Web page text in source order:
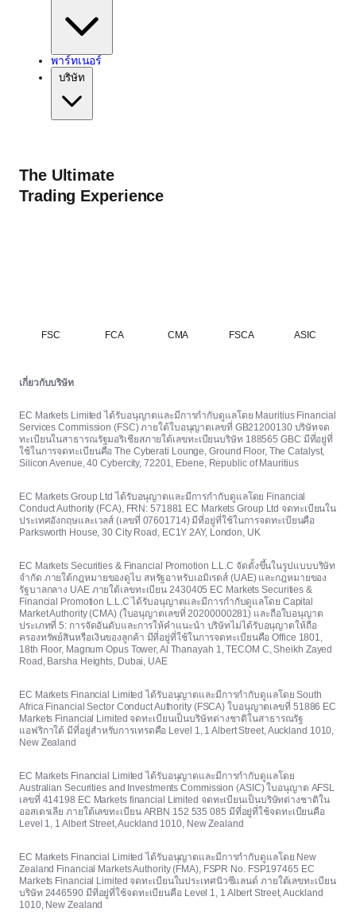
พาร์ทเนอร์
บริษัท
The Ultimate
Trading Experience
FSC FCA CMA FSCA ASIC
เกี่ยวกับบริษัท
EC Markets Limited ได้รับอนุญาตและมีการกำกับดูแลโดย Mauritius Financial
Services Commission (FSC) ภายใต้ใบอนุญาตเลขที่ GB21200130 บริษัทจด
ทะเบียนในสาธารณรัฐมอริเชียสภายใต้เลขทะเบียนบริษัท 188565 GBC มีที่อยู่ที่
ใช้ในการจดทะเบียนคือ The Cyberati Lounge, Ground Floor, The Catalyst,
Silicon Avenue, 40 Cybercity, 72201, Ebene, Republic of Mauritius
EC Markets Group Ltd ได้รับอนุญาตและมีการกำกับดูแลโดย Financial
Conduct Authority (FCA), FRN: 571881 EC Markets Group Ltd จดทะเบียนใน
ประเทศอังกฤษและเวลส์ (เลขที่ 07601714) มีที่อยู่ที่ใช้ในการจดทะเบียนคือ
Parksworth House, 30 City Road, EC1Y 2AY, London, UK
EC Markets Securities & Financial Promotion L.L.C จัดตั้งขึ้นในรูปแบบบริษัท
จำกัด ภายใต้กฎหมายของดูไบ สหรัฐอาหรับเอมิเรตส์ (UAE) และกฎหมายของ
รัฐบาลกลาง UAE ภายใต้เลขทะเบียน 2430405 EC Markets Securities &
Financial Promotion L.L.C ได้รับอนุญาตและมีการกำกับดูแลโดย Capital
Market Authority (CMA) (ใบอนุญาตเลขที่ 20200000281) และถือใบอนุญาต
ประเภทที่ 5: การจัดอันดับและการให้คำแนะนำ บริษัทไม่ได้รับอนุญาตให้ถือ
ครองทรัพย์สินหรือเงินของลูกค้า มีที่อยู่ที่ใช้ในการจดทะเบียนคือ Office 1801,
18th Floor, Magnum Opus Tower, Al Thanayah 1, TECOM C, Sheikh Zayed
Road, Barsha Heights, Dubai, UAE
EC Markets Financial Limited ได้รับอนุญาตและมีการกำกับดูแลโดย South
Africa Financial Sector Conduct Authority (FSCA) ใบอนุญาตเลขที่ 51886 EC
Markets Financial Limited จดทะเบียนเป็นบริษัทต่างชาติในสาธารณรัฐ
แอฟริกาใต้ มีที่อยู่สำหรับการเทรดคือ Level 1, 1 Albert Street, Auckland 1010,
New Zealand
EC Markets Financial Limited ได้รับอนุญาตและมีการกำกับดูแลโดย
Australian Securities and Investments Commission (ASIC) ใบอนุญาต AFSL
เลขที่ 414198 EC Markets financial Limited จดทะเบียนเป็นบริษัทต่างชาติใน
ออสเตรเลีย ภายใต้เลขทะเบียน ARBN 152 535 085 มีที่อยู่ที่ใช้จดทะเบียนคือ
Level 1, 1 Albert Street, Auckland 1010, New Zealand
EC Markets Financial Limited ได้รับอนุญาตและมีการกำกับดูแลโดย New
Zealand Financial Markets Authority (FMA), FSPR No. FSP197465 EC
Markets Financial Limited จดทะเบียนในประเทศนิวซีแลนด์ ภายใต้เลขทะเบียน
บริษัท 2446590 มีที่อยู่ที่ใช้จดทะเบียนคือ Level 1, 1 Albert Street, Auckland
1010, New Zealand